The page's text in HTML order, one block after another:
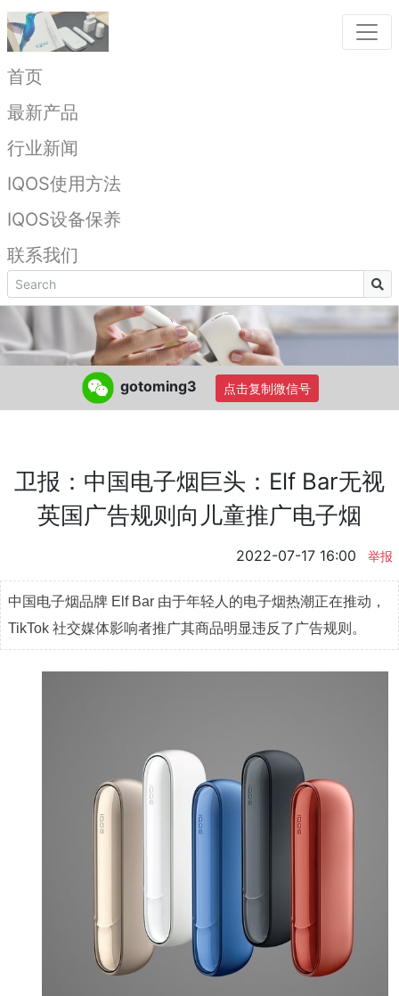
首页
最新产品
行业新闻
IQOS使用方法
IQOS设备保养
联系我们
卫报：中国电子烟巨头：Elf Bar无视
英国广告规则向儿童推广电子烟
2022-07-17 16:00 举报
中国电子烟品牌 Elf Bar 由于年轻人的电子烟热潮正在推动，
TikTok 社交媒体影响者推广其商品明显违反了广告规则。
gotoming3 点击复制微信号